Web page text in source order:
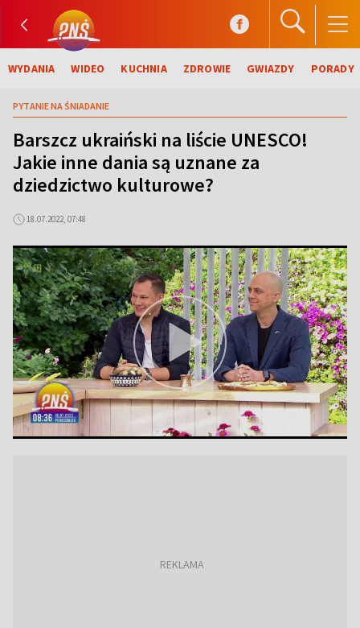
WYDANIA WIDEO KUCHNIA ZDROWIE GWIAZDY PORADY
PYTANIE NA ŚNIADANIE
Barszcz ukraiński na liście UNESCO!
Jakie inne dania są uznane za
dziedzictwo kulturowe?
18.07.2022, 07:48